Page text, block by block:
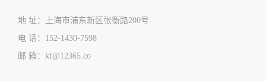
地 址：上海市浦东新区张衡路200号
电 话：152-1430-7598
邮 箱：kf@12365.co